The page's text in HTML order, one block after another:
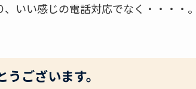
いい感じの電話対応でなく・・・・
ございます。